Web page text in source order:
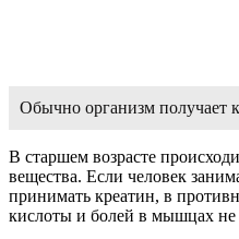
Обычно организм получает
В старшем возрасте
вещества. Если человек
принимать креатин, в
кислоты и болей в мышцах не